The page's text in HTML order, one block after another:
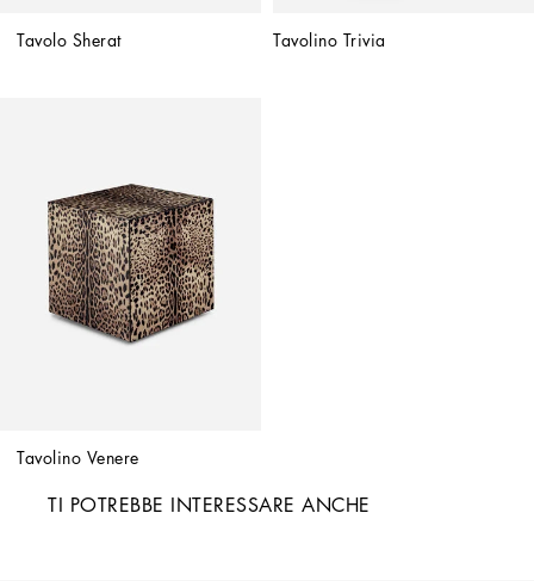
Tavolo Sherat Tavolino Trivia
Tavolino Venere
TI POTREBBE INTERESSARE ANCHE